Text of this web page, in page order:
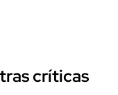
críticas